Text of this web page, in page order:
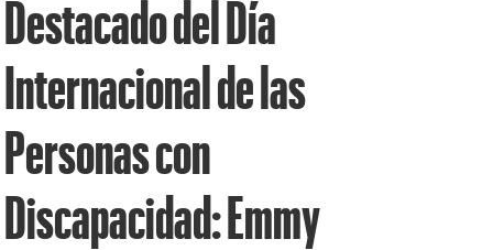
Destacado del Día
Internacional de las
Personas con
Discapacidad: Emmy